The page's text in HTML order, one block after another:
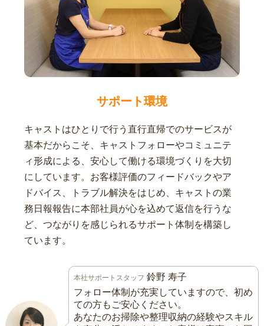
サポート環境
キャストはひとりで行う直行直帰でのサービスが
基本だからこそ、キャストフォローやコミュニテ
ィ形成による、安心して働ける環境づくりを大切
にしています。お客様評価のフィードバックやア
ドバイス、トラブル解決をはじめ、キャストの業
務日報報告に本部社員が心を込めて返信を行うな
ど、つながりを感じられるサポート体制を構築し
ています。
本社サポートスタッフ 鈴野 寿子
フォロー体制が充実していますので、初め
ての方もご安心ください。
あなたのお掃除や整理収納の経験やスキル